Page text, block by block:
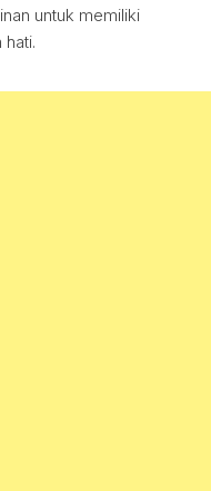
untuk memiliki